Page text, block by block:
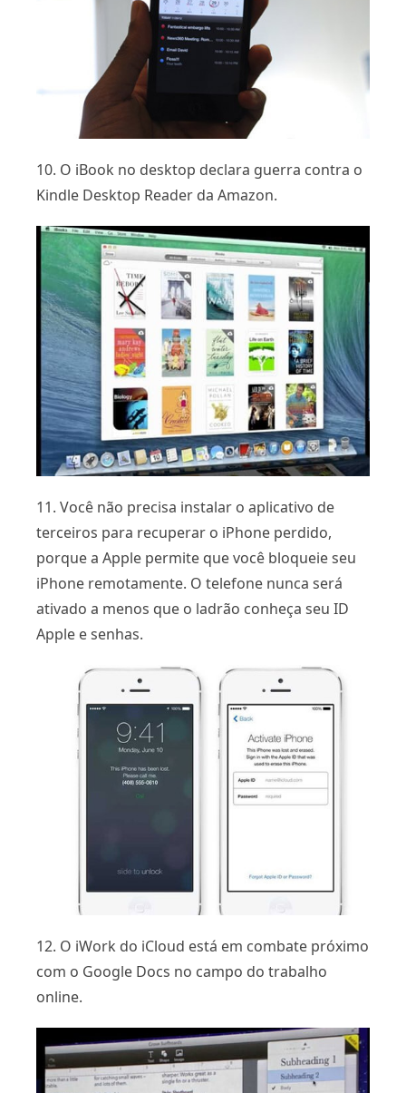
10. O iBook no desktop declara guerra contra o
Kindle Desktop Reader da Amazon.
11. Você não precisa instalar o aplicativo de
terceiros para recuperar o iPhone perdido,
porque a Apple permite que você bloqueie seu
iPhone remotamente. O telefone nunca será
ativado a menos que o ladrão conheça seu ID
Apple e senhas.
12. O iWork do iCloud está em combate próximo
com o Google Docs no campo do trabalho
online.